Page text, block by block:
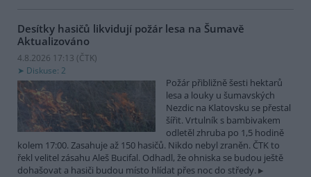
Desítky hasičů likvidují požár lesa na Šumavě
Aktualizováno
4.8.2026 17:13 (ČTK)
Diskuse: 2
Požár přibližně šesti hektarů
lesa a louky u šumavských
Nezdic na Klatovsku se přestal
šířit. Vrtulník s bambivakem
odletěl zhruba po 1,5 hodině
kolem 17:00. Zasahuje až 150 hasičů. Nikdo nebyl zraněn. ČTK to
řekl velitel zásahu Aleš Bucifal. Odhadl, že ohniska se budou ještě
dohašovat a hasiči budou místo hlídat přes noc do středy.